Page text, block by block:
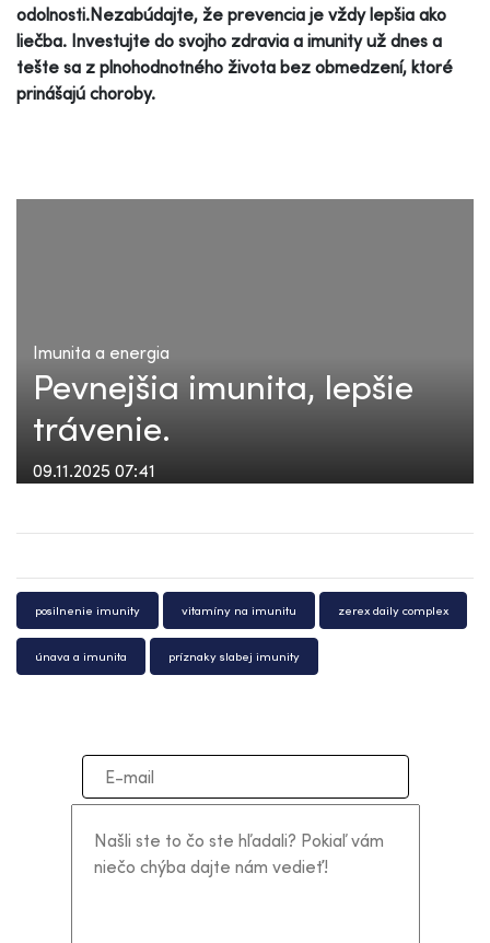
odolnosti.Nezabúdajte, že prevencia je vždy lepšia ako
liečba. Investujte do svojho zdravia a imunity už dnes a
tešte sa z plnohodnotného života bez obmedzení, ktoré
prinášajú choroby.
Imunita a energia
Pevnejšia imunita, lepšie
trávenie.
09.11.2025 07:41
posilnenie imunity vitamíny na imunitu zerex daily complex
únava a imunita príznaky slabej imunity